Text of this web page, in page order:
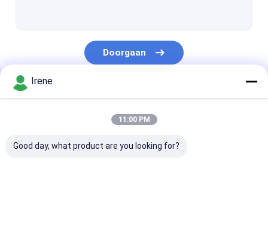
Dokmacht en Watervoetstuk
Dok die Kappen opstapelen
Mariene Rubberstootkussens
Doorgaan
Onze Categorieën
Irene
11:00 PM
Good day, what product are you looking for?